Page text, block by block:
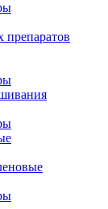
препаратов